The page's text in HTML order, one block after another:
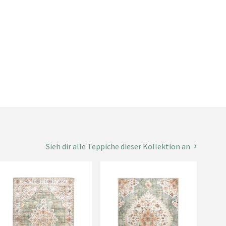
Sieh dir alle Teppiche dieser Kollektion an